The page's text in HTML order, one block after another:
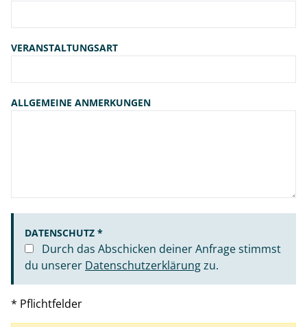
VERANSTALTUNGSART
ALLGEMEINE ANMERKUNGEN
DATENSCHUTZ *
Durch das Abschicken deiner Anfrage stimmst
du unserer Datenschutzerklärungzu.
* Pflichtfelder